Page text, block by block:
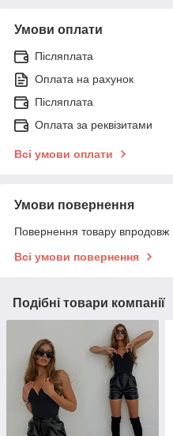
Умови оплати
Післяплата
Оплата на рахунок
Післяплата
Оплата за реквізитами
Всі умови оплати
Умови повернення
Повернення товару впродовж
Всі умови повернення
Подібні товари компанії